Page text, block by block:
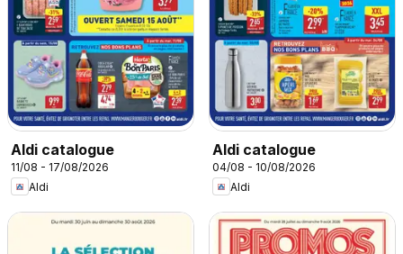
Aldi catalogue
11/08 - 17/08/2026
Aldi
Aldi catalogue
04/08 - 10/08/2026
Aldi